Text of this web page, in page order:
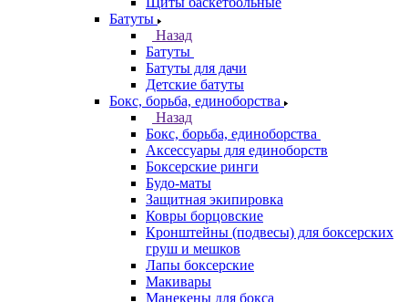
Батуты
Назад
Батуты
Батуты для дачи
Детские батуты
Бокс, борьба, единоборства
Назад
Бокс, борьба, единоборства
Аксессуары для единоборств
Боксерские ринги
Будо-маты
Защитная экипировка
Ковры борцовские
Кронштейны (подвесы) для боксерских
груш и мешков
Лапы боксерские
Макивары
Манекены для бокса